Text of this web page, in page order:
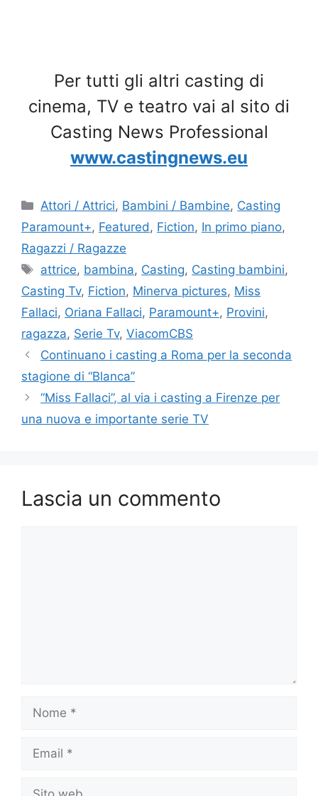
Per tutti gli altri casting di
cinema, TV e teatro vai al sito di
Casting News Professional
www.castingnews.eu
Categorie
Attori / Attrici, Bambini / Bambine, Casting
Paramount+, Featured, Fiction, In primo piano,
Ragazzi / Ragazze
Tag
attrice, bambina, Casting, Casting bambini,
Casting Tv, Fiction, Minerva pictures, Miss
Fallaci, Oriana Fallaci, Paramount+, Provini,
ragazza, Serie Tv, ViacomCBS
Continuano i casting a Roma per la seconda
stagione di “Blanca”
“Miss Fallaci”, al via i casting a Firenze per
una nuova e importante serie TV
Lascia un commento
Nome
Email
Sito